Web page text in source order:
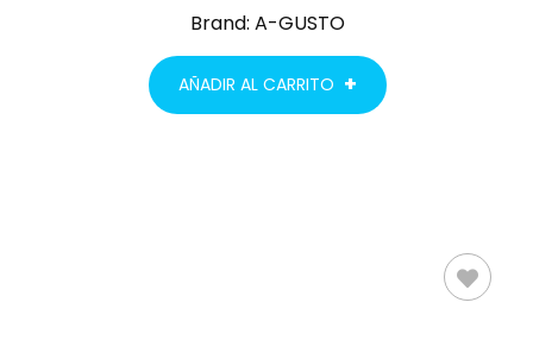
Brand: A-GUSTO
AÑADIR AL CARRITO